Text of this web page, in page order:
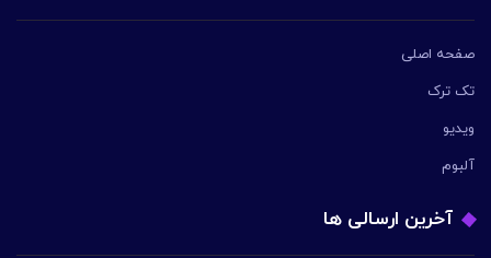
صفحه اصلی
تک ترک
ویدیو
آلبوم
آخرین ارسالی ها